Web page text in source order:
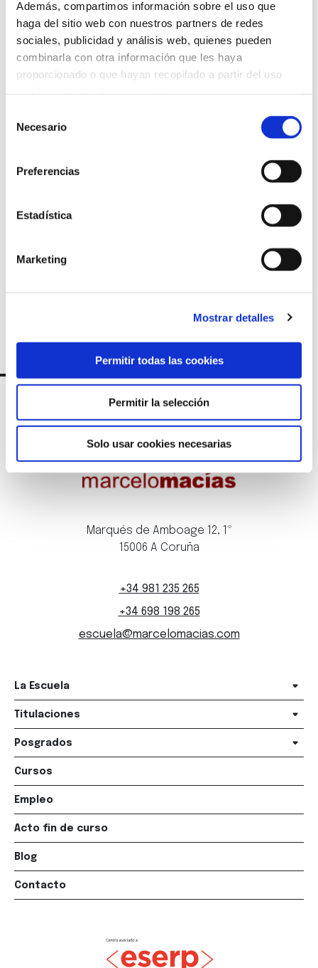
Además, compartimos información sobre el uso que
haga del sitio web con nuestros partners de redes
sociales, publicidad y análisis web, quienes pueden
combinarla con otra información que les haya
proporcionado o que hayan recopilado a partir del uso
Necesario
Preferencias
Estadística
Marketing
Mostrar detalles
Permitir todas las cookies
Permitir la selección
Solo usar cookies necesarias
Etiquetas: Coruña, Diseño, Empleo, Galicia, Oferta,
Prácticas
Suscríbete a
nuestra
Marqués de Amboage 12, 1º
15006 A Coruña
+34 981 235 265
+34 698 198 265
escuela@marcelomacias.com
La Escuela
Titulaciones
Posgrados
Cursos
Empleo
Acto fin de curso
Blog
Contacto